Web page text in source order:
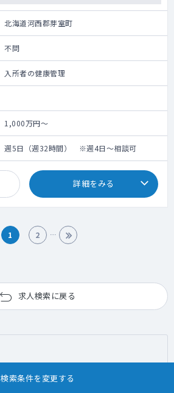
北海道河西郡芽室町
不問
入所者の健康管理
1,000万円～
週5日（週32時間） ※週4日～相談可
詳細をみる
1 2
求人検索に戻る
検索条件を変更する